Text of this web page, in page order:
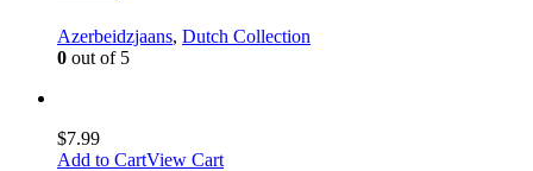
Azerbeidzjaans, Dutch Collection
0 out of 5
$7.99
Add to CartView Cart